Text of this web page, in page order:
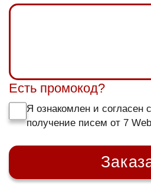
Есть промокод?
Я ознакомлен и согласен
получение писем от 7